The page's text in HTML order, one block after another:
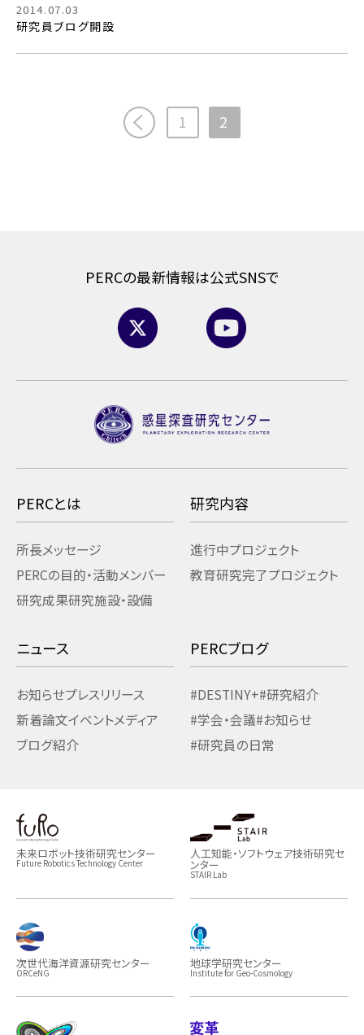
2014.07.03
研究員ブログ開設
1 2
PERCの最新情報は公式SNSで
PERCとは
所長メッセージ
PERCの目的・活動メンバー
研究成果研究施設・設備
研究内容
進行中プロジェクト
教育研究完了プロジェクト
ニュース
お知らせプレスリリース
新着論文イベントメディア
ブログ紹介
PERCブログ
#DESTINY+#研究紹介
#学会・会議#お知らせ
#研究員の日常
未来ロボット技術研究センター
Future Robotics Technology Center
人工知能・ソフトウェア技術研究セ
ンター
STAIR Lab
次世代海洋資源研究センター
ORCeNG
地球学研究センター
Institute for Geo-Cosmology